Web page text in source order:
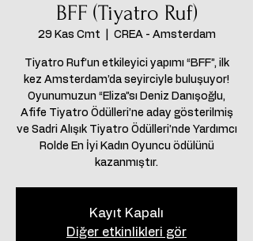
BFF (Tiyatro Ruf)
29 Kas Cmt CREA - Amsterdam
Tiyatro Ruf’un etkileyici yapımı “BFF”, ilk
kez Amsterdam’da seyirciyle buluşuyor!
Oyunumuzun “Eliza”sı Deniz Danışoğlu,
Afife Tiyatro Ödülleri’ne aday gösterilmiş
ve Sadri Alışık Tiyatro Ödülleri’nde Yardımcı
Rolde En İyi Kadın Oyuncu ödülünü
kazanmıştır.
Kayıt Kapalı
Diğer etkinlikleri gör